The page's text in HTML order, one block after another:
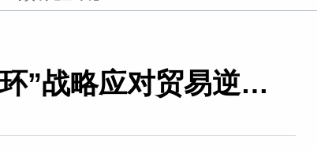
重视经济安全，并用“双循环”战略应对贸易逆全球化